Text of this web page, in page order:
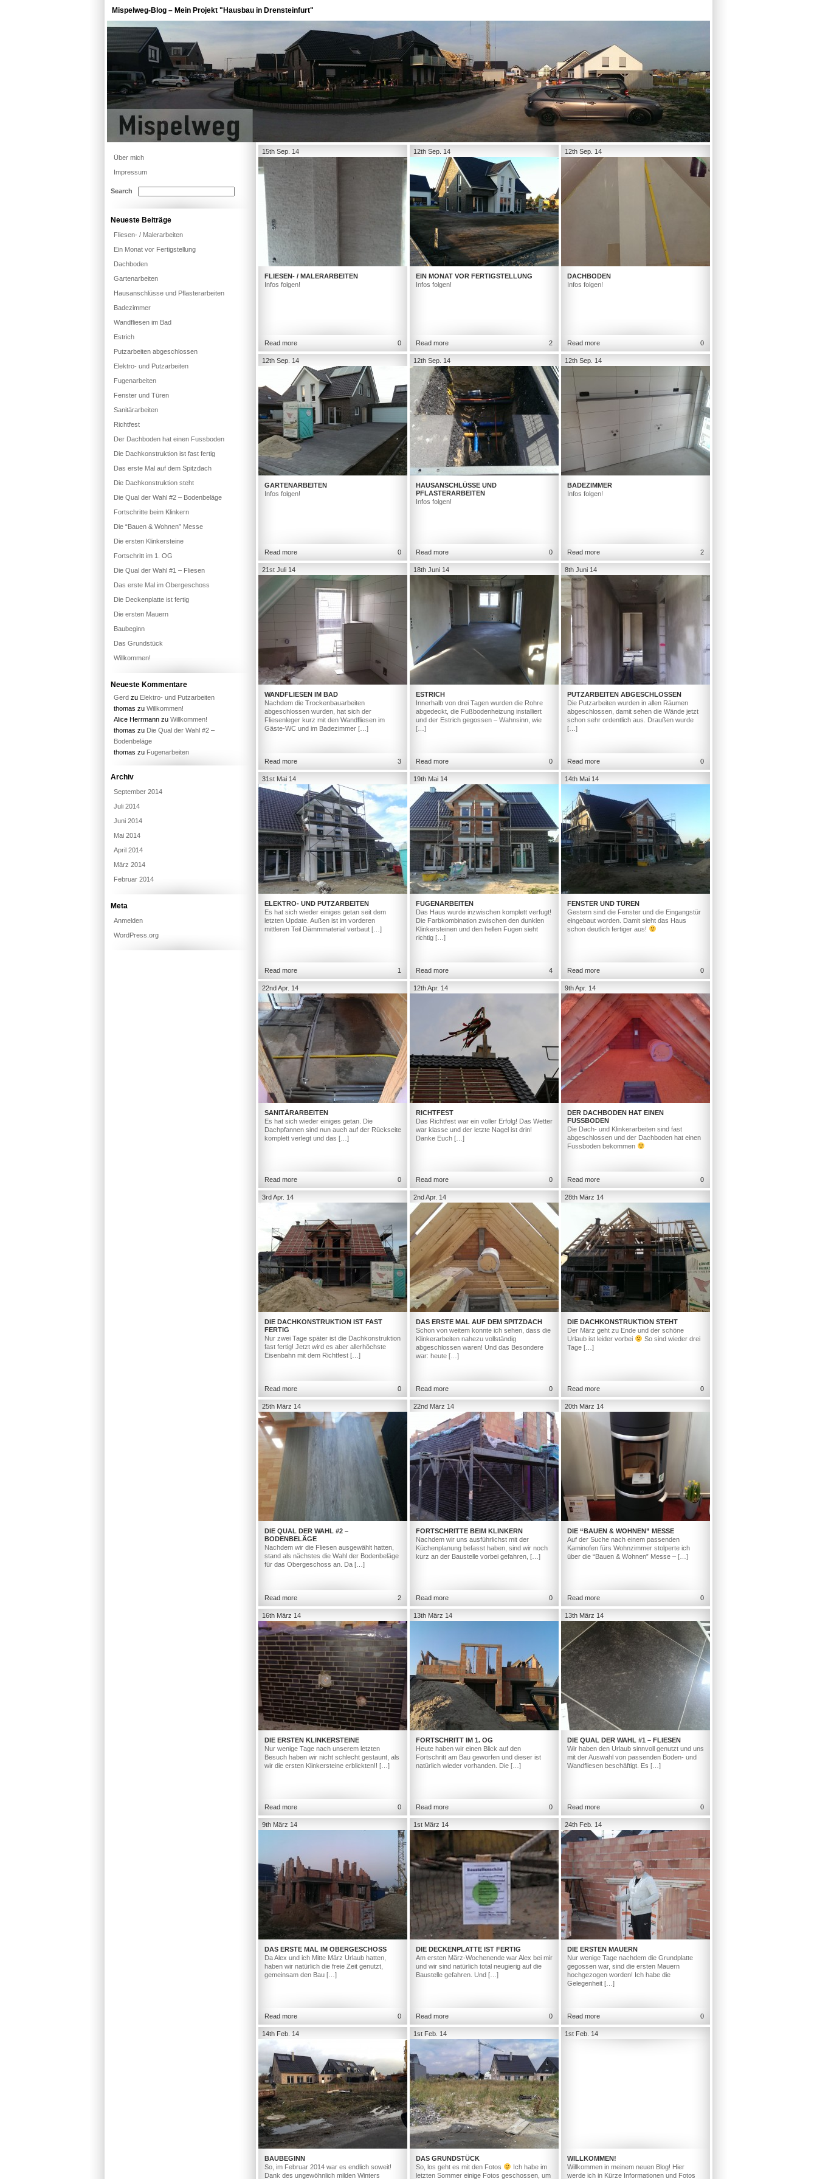
Mispelweg-Blog – Mein Projekt "Hausbau in Drensteinfurt"
15th Sep. 14
FLIESEN- / MALERARBEITEN
Infos folgen!
Read more 0
12th Sep. 14
EIN MONAT VOR FERTIGSTELLUNG
Infos folgen!
Read more 2
12th Sep. 14
DACHBODEN
Infos folgen!
Read more 0
12th Sep. 14
GARTENARBEITEN
Infos folgen!
Read more 0
12th Sep. 14
HAUSANSCHLÜSSE UND
PFLASTERARBEITEN
Infos folgen!
Read more 0
12th Sep. 14
BADEZIMMER
Infos folgen!
Read more 2
21st Juli 14
WANDFLIESEN IM BAD
Nachdem die Trockenbauarbeiten
abgeschlossen wurden, hat sich der
Fliesenleger kurz mit den Wandfliesen im
Gäste-WC und im Badezimmer […]
Read more 3
18th Juni 14
ESTRICH
Innerhalb von drei Tagen wurden die Rohre
abgedeckt, die Fußbodenheizung installiert
und der Estrich gegossen – Wahnsinn, wie
[…]
Read more 0
8th Juni 14
PUTZARBEITEN ABGESCHLOSSEN
Die Putzarbeiten wurden in allen Räumen
abgeschlossen, damit sehen die Wände jetzt
schon sehr ordentlich aus. Draußen wurde
[…]
Read more 0
31st Mai 14
ELEKTRO- UND PUTZARBEITEN
Es hat sich wieder einiges getan seit dem
letzten Update. Außen ist im vorderen
mittleren Teil Dämmmaterial verbaut […]
Read more 1
19th Mai 14
FUGENARBEITEN
Das Haus wurde inzwischen komplett verfugt!
Die Farbkombination zwischen den dunklen
Klinkersteinen und den hellen Fugen sieht
richtig […]
Read more 4
14th Mai 14
FENSTER UND TÜREN
Gestern sind die Fenster und die Eingangstür
eingebaut worden. Damit sieht das Haus
schon deutlich fertiger aus!
Read more 0
22nd Apr. 14
SANITÄRARBEITEN
Es hat sich wieder einiges getan. Die
Dachpfannen sind nun auch auf der Rückseite
komplett verlegt und das […]
Read more 0
12th Apr. 14
RICHTFEST
Das Richtfest war ein voller Erfolg! Das Wetter
war klasse und der letzte Nagel ist drin!
Danke Euch […]
Read more 0
9th Apr. 14
DER DACHBODEN HAT EINEN
FUSSBODEN
Die Dach- und Klinkerarbeiten sind fast
abgeschlossen und der Dachboden hat einen
Fussboden bekommen
Read more 0
3rd Apr. 14
DIE DACHKONSTRUKTION IST FAST
FERTIG
Nur zwei Tage später ist die Dachkonstruktion
fast fertig! Jetzt wird es aber allerhöchste
Eisenbahn mit dem Richtfest […]
Read more 0
2nd Apr. 14
DAS ERSTE MAL AUF DEM SPITZDACH
Schon von weitem konnte ich sehen, dass die
Klinkerarbeiten nahezu vollständig
abgeschlossen waren! Und das Besondere
war: heute […]
Read more 0
28th März 14
DIE DACHKONSTRUKTION STEHT
Der März geht zu Ende und der schöne
Urlaub ist leider vorbei
So sind wieder drei
Tage […]
Read more 0
25th März 14
DIE QUAL DER WAHL #2 –
BODENBELÄGE
Nachdem wir die Fliesen ausgewählt hatten,
stand als nächstes die Wahl der Bodenbeläge
für das Obergeschoss an. Da […]
Read more 2
22nd März 14
FORTSCHRITTE BEIM KLINKERN
Nachdem wir uns ausführlichst mit der
Küchenplanung befasst haben, sind wir noch
kurz an der Baustelle vorbei gefahren, […]
Read more 0
20th März 14
DIE “BAUEN & WOHNEN” MESSE
Auf der Suche nach einem passenden
Kaminofen fürs Wohnzimmer stolperte ich
über die “Bauen & Wohnen” Messe – […]
Read more 0
16th März 14
DIE ERSTEN KLINKERSTEINE
Nur wenige Tage nach unserem letzten
Besuch haben wir nicht schlecht gestaunt, als
wir die ersten Klinkersteine erblickten!! […]
Read more 0
13th März 14
FORTSCHRITT IM 1. OG
Heute haben wir einen Blick auf den
Fortschritt am Bau geworfen und dieser ist
natürlich wieder vorhanden. Die […]
Read more 0
13th März 14
DIE QUAL DER WAHL #1 – FLIESEN
Wir haben den Urlaub sinnvoll genutzt und uns
mit der Auswahl von passenden Boden- und
Wandfliesen beschäftigt. Es […]
Read more 0
9th März 14
DAS ERSTE MAL IM OBERGESCHOSS
Da Alex und ich Mitte März Urlaub hatten,
haben wir natürlich die freie Zeit genutzt,
gemeinsam den Bau […]
Read more 0
1st März 14
DIE DECKENPLATTE IST FERTIG
Am ersten März-Wochenende war Alex bei mir
und wir sind natürlich total neugierig auf die
Baustelle gefahren. Und […]
Read more 0
24th Feb. 14
DIE ERSTEN MAUERN
Nur wenige Tage nachdem die Grundplatte
gegossen war, sind die ersten Mauern
hochgezogen worden! Ich habe die
Gelegenheit […]
Read more 0
14th Feb. 14
BAUBEGINN
So, im Februar 2014 war es endlich soweit!
Dank des ungewöhnlich milden Winters
1st Feb. 14
DAS GRUNDSTÜCK
So, los geht es mit den Fotos
Ich habe im
letzten Sommer einige Fotos geschossen, um
1st Feb. 14
WILLKOMMEN!
Willkommen in meinem neuen Blog! Hier
werde ich in Kürze Informationen und Fotos
Über mich
Impressum
Search
Neueste Beiträge
Fliesen- / Malerarbeiten
Ein Monat vor Fertigstellung
Dachboden
Gartenarbeiten
Hausanschlüsse und Pflasterarbeiten
Badezimmer
Wandfliesen im Bad
Estrich
Putzarbeiten abgeschlossen
Elektro- und Putzarbeiten
Fugenarbeiten
Fenster und Türen
Sanitärarbeiten
Richtfest
Der Dachboden hat einen Fussboden
Die Dachkonstruktion ist fast fertig
Das erste Mal auf dem Spitzdach
Die Dachkonstruktion steht
Die Qual der Wahl #2 – Bodenbeläge
Fortschritte beim Klinkern
Die “Bauen & Wohnen” Messe
Die ersten Klinkersteine
Fortschritt im 1. OG
Die Qual der Wahl #1 – Fliesen
Das erste Mal im Obergeschoss
Die Deckenplatte ist fertig
Die ersten Mauern
Baubeginn
Das Grundstück
Willkommen!
Neueste Kommentare
Gerd zu Elektro- und Putzarbeiten
thomas zu Willkommen!
Alice Herrmann zu Willkommen!
thomas zu Die Qual der Wahl #2 –
Bodenbeläge
thomas zu Fugenarbeiten
Archiv
September 2014
Juli 2014
Juni 2014
Mai 2014
April 2014
März 2014
Februar 2014
Meta
Anmelden
WordPress.org